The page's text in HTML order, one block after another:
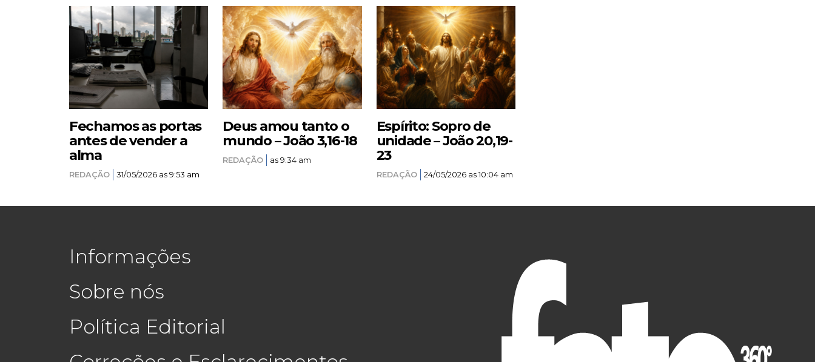
Fechamos as portas
antes de vender a
alma
REDAÇÃO 31/05/2026 as 9:53 am
Deus amou tanto o
mundo – João 3,16-18
REDAÇÃO as 9:34 am
Espírito: Sopro de
unidade – João 20,19-
23
REDAÇÃO 24/05/2026 as 10:04 am
Informações
Sobre nós
Política Editorial